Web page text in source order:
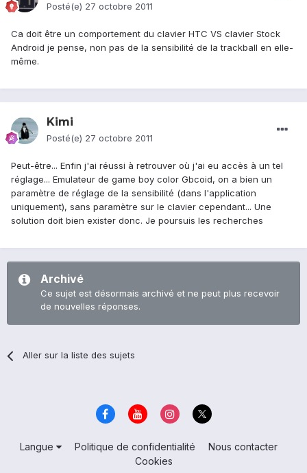
Posté(e) 27 octobre 2011
Ca doit être un comportement du clavier HTC VS clavier Stock
Android je pense, non pas de la sensibilité de la trackball en elle-
même.
Kimi
Posté(e) 27 octobre 2011
Peut-être... Enfin j'ai réussi à retrouver où j'ai eu accès à un tel
réglage... Emulateur de game boy color Gbcoid, on a bien un
paramètre de réglage de la sensibilité (dans l'application
uniquement), sans paramètre sur le clavier cependant... Une
solution doit bien exister donc. Je poursuis les recherches
Archivé
Ce sujet est désormais archivé et ne peut plus recevoir
de nouvelles réponses.
Aller sur la liste des sujets
Langue Politique de confidentialité
Nous contacter
Cookies